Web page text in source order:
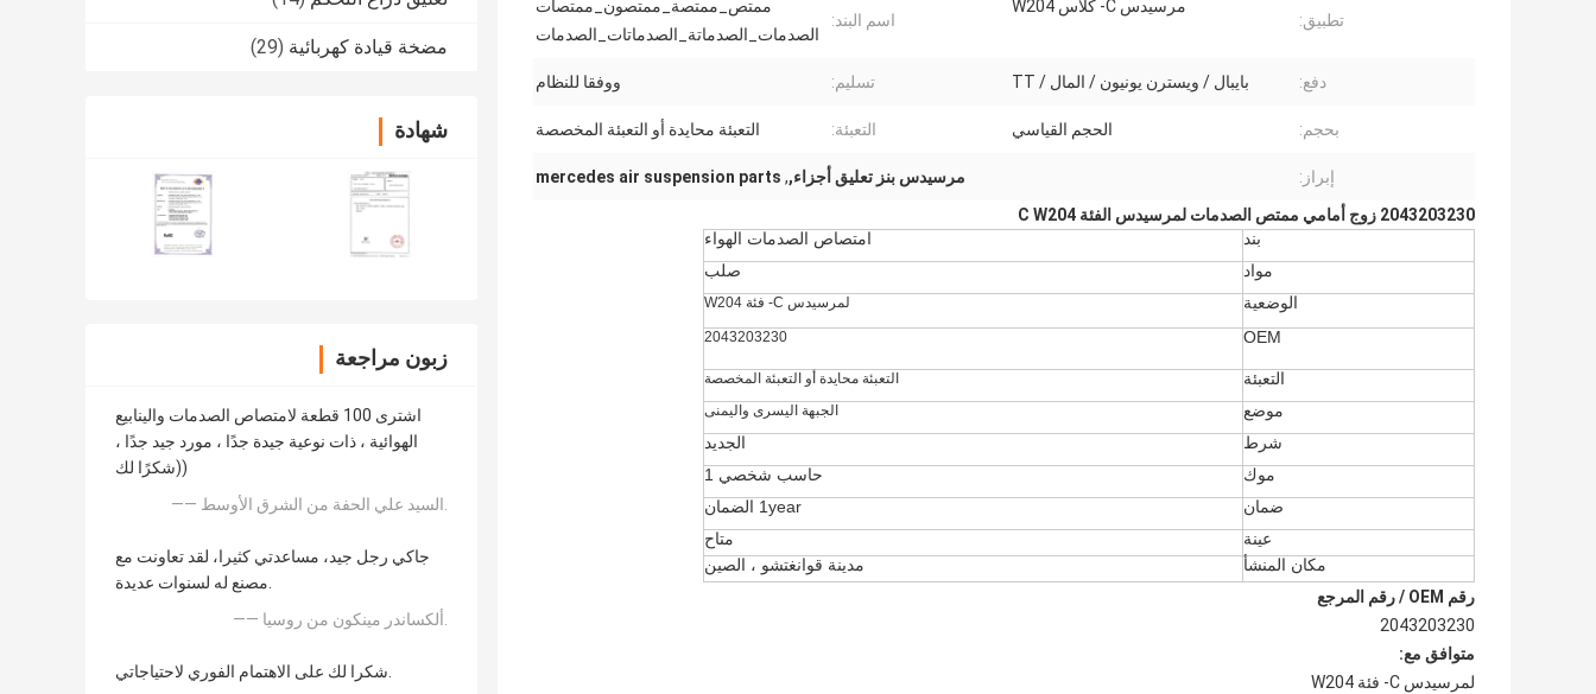
مضخة قيادة كهربائية (29)
شهادة
زبون مراجعة
اشترى 100 قطعة لامتصاص الصدمات والينابيع
الهوائية ، ذات نوعية جيدة جدًا ، مورد جيد جدًا ،
شكرًا لك))
—— السيد علي الحفة من الشرق الأوسط.
جاكي رجل جيد، مساعدتي كثيرا، لقد تعاونت مع
مصنع له لسنوات عديدة.
—— ألكساندر مينكون من روسيا.
شكرا لك على الاهتمام الفوري لاحتياجاتي.
تطبيق:
مرسيدس C- كلاس W204
اسم البند:
ممتص_ممتصة_ممتصون_ممتصات
الصدمات_الصدماتة_الصدماتات_الصدمات
دفع: بايبال / ويسترن يونيون / المال / TT تسليم: ووفقا للنظام
بحجم: الحجم القياسي التعبئة: التعبئة محايدة أو التعبئة المخصصة
إبراز: مرسيدس بنز تعليق أجزاء,,
mercedes air suspension parts
2043203230 زوج أمامي ممتص الصدمات لمرسيدس الفئة C W204
بند
امتصاص الصدمات الهواء
مواد
صلب
الوضعية
لمرسيدس C- فئة W204
OEM
2043203230
التعبئة التعبئة محايدة أو التعبئة المخصصة
موضع الجبهة اليسرى واليمنى
شرط
الجديد
موك
حاسب شخصي 1
ضمان
1year الضمان
عينة
متاح
مكان المنشأ
مدينة قوانغتشو ، الصين
رقم OEM / رقم المرجع
2043203230
متوافق مع:
لمرسيدس C- فئة W204